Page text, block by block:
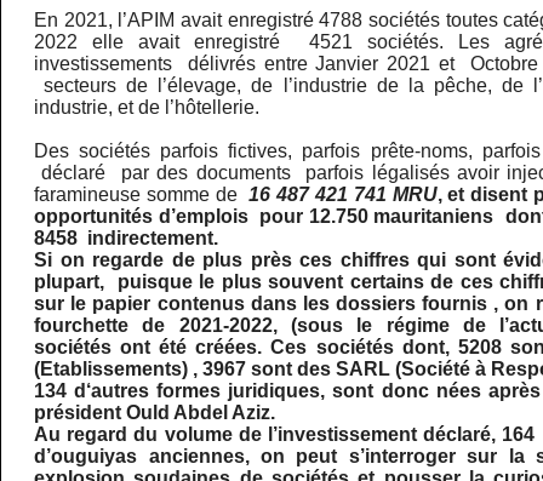
En 2021, l’APIM avait enregistré 4788 sociétés toutes
2022 elle avait enregistré 4521 sociétés. Les
investissements délivrés entre Janvier 2021 et
secteurs de l’élevage, de l’industrie de la pêche, de
industrie, et de l’hôtellerie.
Des sociétés parfois fictives, parfois prête-noms,
déclaré par des documents parfois légalisés avoir
faramineuse somme de16 487 421 741 MRU, et disent
opportunités d’emplois pour 12.750 mauritaniens
8458 indirectement.
Si on regarde de plus près ces chiffres qui sont
plupart, puisque le plus souvent certains de ces
sur le papier contenus dans les dossiers fournis , on
fourchette de 2021-2022, (sous le régime de
sociétés ont été créées. Ces sociétés dont, 5208
(Etablissements) , 3967 sont des SARL (Société à
134 d‘autres formes juridiques, sont donc nées
président Ould Abdel Aziz.
Au regard du volume de l’investissement déclaré,
d’ouguiyas anciennes, on peut s’interroger sur la